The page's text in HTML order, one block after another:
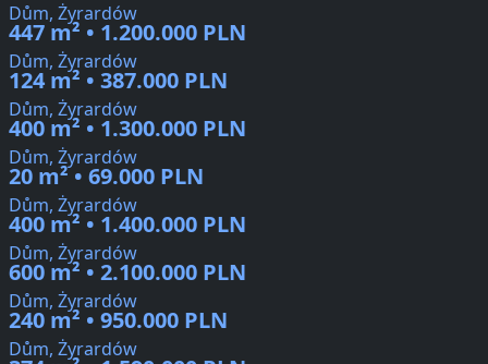
Dům, Żyrardów
447 m² • 1.200.000 PLN
Dům, Żyrardów
124 m² • 387.000 PLN
Dům, Żyrardów
400 m² • 1.300.000 PLN
Dům, Żyrardów
20 m² • 69.000 PLN
Dům, Żyrardów
400 m² • 1.400.000 PLN
Dům, Żyrardów
600 m² • 2.100.000 PLN
Dům, Żyrardów
240 m² • 950.000 PLN
Dům, Żyrardów